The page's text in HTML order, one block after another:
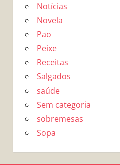
Notícias
Novela
Pao
Peixe
Receitas
Salgados
saúde
Sem categoria
sobremesas
Sopa